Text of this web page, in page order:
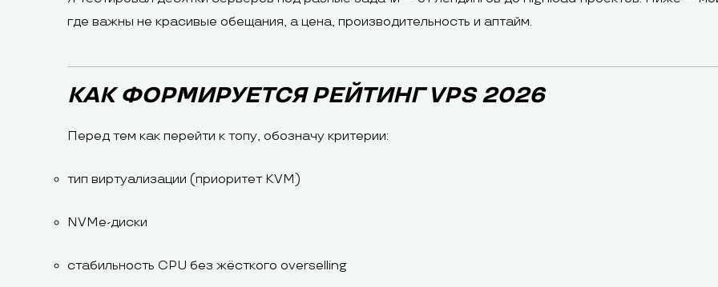
где важны не красивые обещания, а цена, производительность и аптайм.
КАК ФОРМИРУЕТСЯ РЕЙТИНГ VPS 2026
Перед тем как перейти к топу, обозначу критерии:
тип виртуализации (приоритет KVM)
NVMe-диски
стабильность CPU без жёсткого overselling